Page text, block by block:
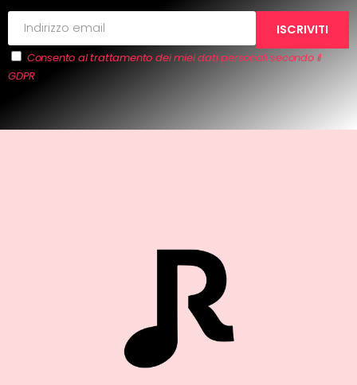
Consento al trattamento dei miei dati personali secondo il
GDPR